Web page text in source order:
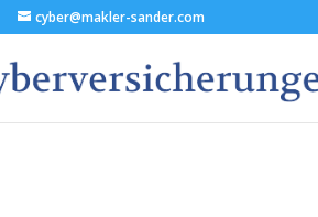
cyber@makler-sander.com